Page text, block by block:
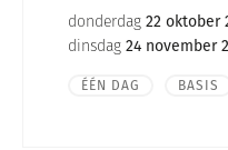
donderdag 22 oktober
dinsdag 24 november
ÉÉN DAG BASIS